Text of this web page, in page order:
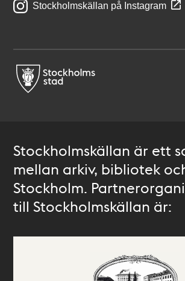
Stockholmskällan på Instagram
Stockholmskällan är ett
mellan arkiv, bibliotek
Stockholm.
till Stockholmskällan är: